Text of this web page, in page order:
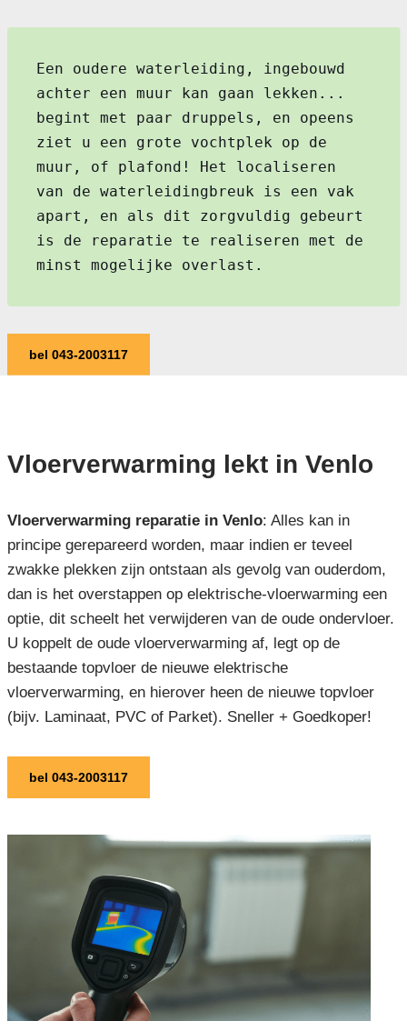
Een oudere waterleiding, ingebouwd
achter een muur kan gaan lekken...
begint met paar druppels, en opeens
ziet u een grote vochtplek op de
muur, of plafond! Het localiseren
van de waterleidingbreuk is een vak
apart, en als dit zorgvuldig gebeurt
is de reparatie te realiseren met de
minst mogelijke overlast.
bel 043-2003117
Vloerverwarming lekt in Venlo
Vloerverwarming reparatie in Venlo: Alles kan in
principe gerepareerd worden, maar indien er teveel
zwakke plekken zijn ontstaan als gevolg van ouderdom,
dan is het overstappen op elektrische-vloerwarming een
optie, dit scheelt het verwijderen van de oude ondervloer.
U koppelt de oude vloerverwarming af, legt op de
bestaande topvloer de nieuwe elektrische
vloerverwarming, en hierover heen de nieuwe topvloer
(bijv. Laminaat, PVC of Parket). Sneller + Goedkoper!
bel 043-2003117